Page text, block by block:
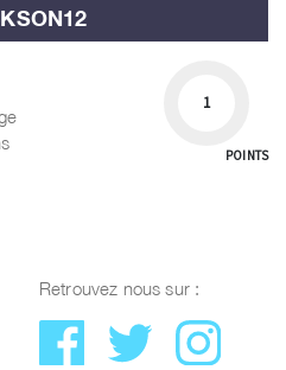
1
POINTS
Retrouvez nous sur :